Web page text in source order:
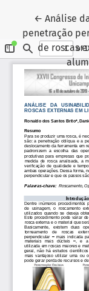
← Voltar
Análise
penetração
de roscas